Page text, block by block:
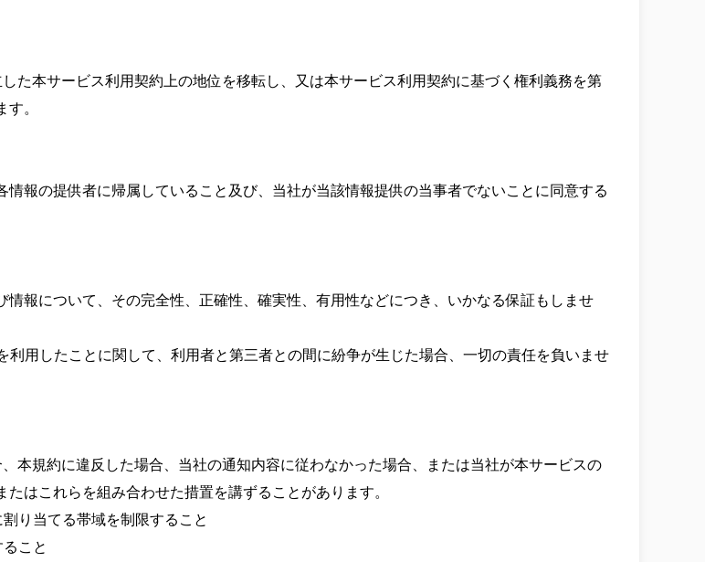
た本サービス利用契約上の地位を移転し、又は本サービス利用契約に基づく権利義務を第
。
報の提供者に帰属していること及び、当社が当該情報提供の当事者でないことに同意する
報について、その完全性、正確性、確実性、有用性などにつき、いかなる保証もしませ
用したことに関して、利用者と第三者との間に紛争が生じた場合、一切の責任を負いませ
本規約に違反した場合、当社の通知内容に従わなかった場合、または当社が本サービスの
はこれらを組み合わせた措置を講ずることがあります。
り当てる帯域を制限すること
こと